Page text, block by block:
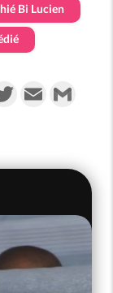
Bi Lucien
TwitterEmail